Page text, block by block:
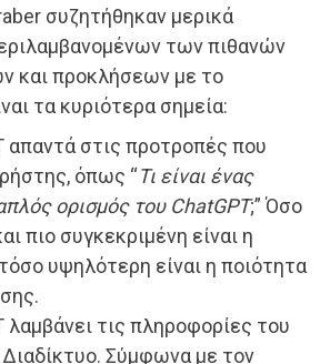
συζητήθηκαν μερικά
των πιθανών
και προκλήσεων με το
τα κυριότερα σημεία:
απαντά στις προτροπές που
όπως “Τι είναι ένας
ορισμός του ChatGPT;” Όσο
πιο συγκεκριμένη είναι η
υψηλότερη είναι η ποιότητα
λαμβάνει τις πληροφορίες του
Σύμφωνα με τον